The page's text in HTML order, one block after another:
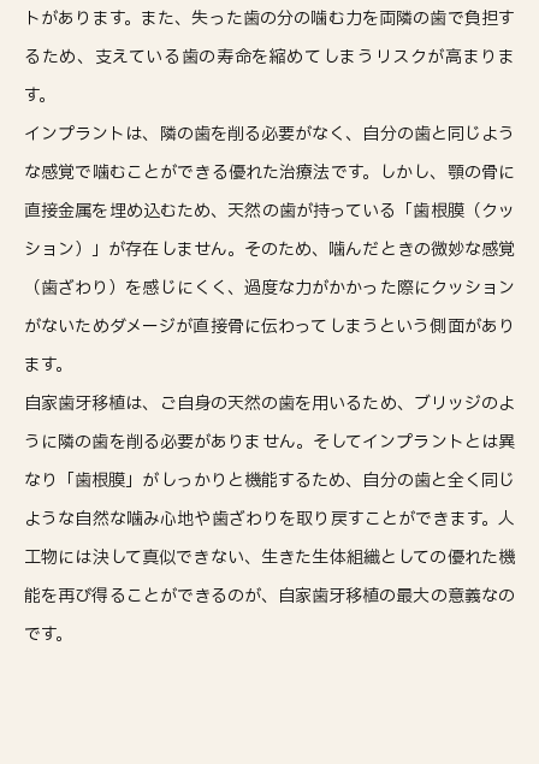
トがあります。また、失った歯の分の噛む力を両隣の歯で負担す
るため、支えている歯の寿命を縮めてしまうリスクが高まりま
す。
インプラントは、隣の歯を削る必要がなく、自分の歯と同じよう
な感覚で噛むことができる優れた治療法です。しかし、顎の骨に
直接金属を埋め込むため、天然の歯が持っている「歯根膜（クッ
ション）」が存在しません。そのため、噛んだときの微妙な感覚
（歯ざわり）を感じにくく、過度な力がかかった際にクッション
がないためダメージが直接骨に伝わってしまうという側面があり
ます。
自家歯牙移植は、ご自身の天然の歯を用いるため、ブリッジのよ
うに隣の歯を削る必要がありません。そしてインプラントとは異
なり「歯根膜」がしっかりと機能するため、自分の歯と全く同じ
ような自然な噛み心地や歯ざわりを取り戻すことができます。人
工物には決して真似できない、生きた生体組織としての優れた機
能を再び得ることができるのが、自家歯牙移植の最大の意義なの
です。